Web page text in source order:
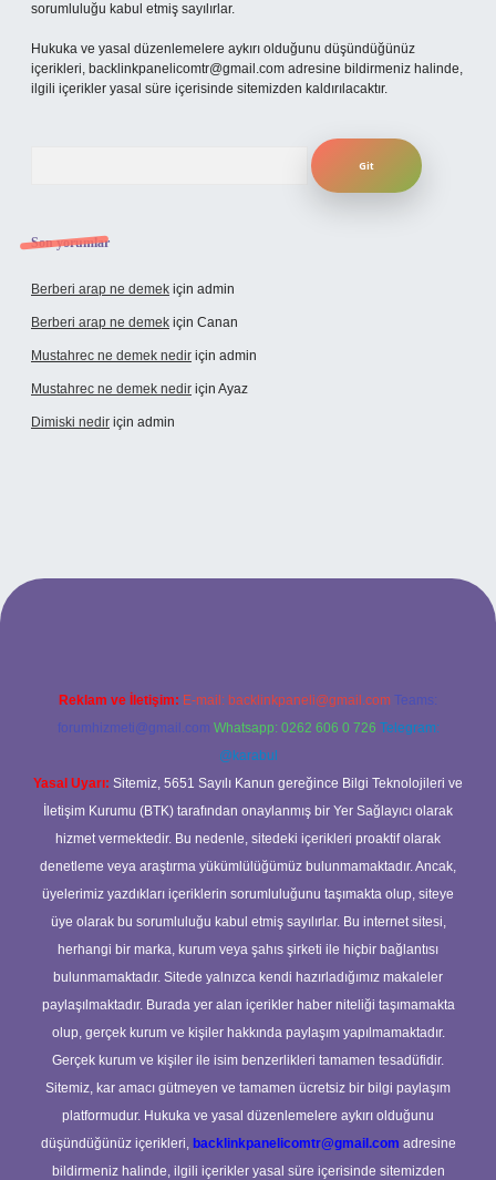
sorumluluğu kabul etmiş sayılırlar.
Hukuka ve yasal düzenlemelere aykırı olduğunu düşündüğünüz
içerikleri, backlinkpanelicomtr@gmail.com adresine bildirmeniz halinde,
ilgili içerikler yasal süre içerisinde sitemizden kaldırılacaktır.
Son yorumlar
Berberi arap ne demek için admin
Berberi arap ne demek için Canan
Mustahrec ne demek nedir için admin
Mustahrec ne demek nedir için Ayaz
Dimiski nedir için admin
güncel adresi
Reklam ve İletişim: E-mail: backlinkpaneli@gmail.com Teams:
forumhizmeti@gmail.com Whatsapp: 0262 606 0 726 Telegram:
@karabul
Yasal Uyarı: Sitemiz, 5651 Sayılı Kanun gereğince Bilgi Teknolojileri ve
İletişim Kurumu (BTK) tarafından onaylanmış bir Yer Sağlayıcı olarak
hizmet vermektedir. Bu nedenle, sitedeki içerikleri proaktif olarak
denetleme veya araştırma yükümlülüğümüz bulunmamaktadır. Ancak,
üyelerimiz yazdıkları içeriklerin sorumluluğunu taşımakta olup, siteye
üye olarak bu sorumluluğu kabul etmiş sayılırlar. Bu internet sitesi,
herhangi bir marka, kurum veya şahıs şirketi ile hiçbir bağlantısı
bulunmamaktadır. Sitede yalnızca kendi hazırladığımız makaleler
paylaşılmaktadır. Burada yer alan içerikler haber niteliği taşımamakta
olup, gerçek kurum ve kişiler hakkında paylaşım yapılmamaktadır.
Gerçek kurum ve kişiler ile isim benzerlikleri tamamen tesadüfidir.
Sitemiz, kar amacı gütmeyen ve tamamen ücretsiz bir bilgi paylaşım
platformudur. Hukuka ve yasal düzenlemelere aykırı olduğunu
düşündüğünüz içerikleri, backlinkpanelicomtr@gmail.com adresine
bildirmeniz halinde, ilgili içerikler yasal süre içerisinde sitemizden